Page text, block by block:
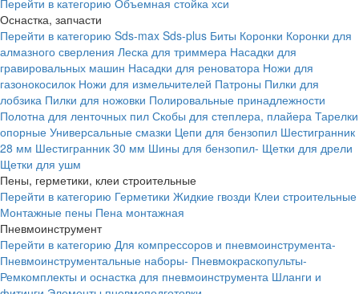
Перейти в категорию Объемная стойка хси
Оснастка, запчасти
Перейти в категорию Sds-max Sds-plus Биты Коронки Коронки для
алмазного сверления Леска для триммера Насадки для
гравировальных машин Насадки для реноватора Ножи для
газонокосилок Ножи для измельчителей Патроны Пилки для
лобзика Пилки для ножовки Полировальные принадлежности
Полотна для ленточных пил Скобы для степлера, плайера Тарелки
опорные Универсальные смазки Цепи для бензопил Шестигранник
28 мм Шестигранник 30 мм Шины для бензопил- Щетки для дрели
Щетки для ушм
Пены, герметики, клеи строительные
Перейти в категорию Герметики Жидкие гвозди Клеи строительные
Монтажные пены Пена монтажная
Пневмоинструмент
Перейти в категорию Для компрессоров и пневмоинструмента-
Пневмоинструментальные наборы- Пневмокраскопульты-
Ремкомплекты и оснастка для пневмоинструмента Шланги и